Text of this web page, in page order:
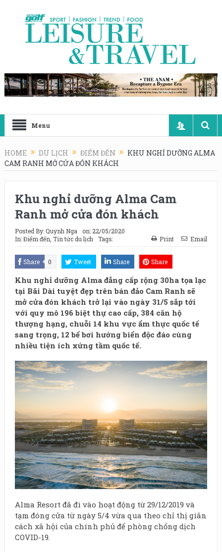
Menu
HOME DU LỊCH ĐIỂM ĐẾN
KHU NGHỈ DƯỠNG ALMA
CAM RANH MỞ CỬA ĐÓN KHÁCH
Khu nghỉ dưỡng Alma Cam
Ranh mở cửa đón khách
Posted By:Quynh Nga on: 22/05/2020
In:Điểm đến Tin tức du lịch Tags: Print Email
Share 0 Tweet Share Share
Khu nghỉ dưỡng Alma đẳng cấp rộng 30ha tọa lạc
tại Bãi Dài tuyệt đẹp trên bán đảo Cam Ranh sẽ
mở cửa đón khách trở lại vào ngày 31/5 sắp tới
với quy mô 196 biệt thự cao cấp, 384 căn hộ
thượng hạng, chuỗi 14 khu vực ẩm thực quốc tế
sang trọng, 12 bể bơi hướng biển độc đáo cùng
nhiều tiện ích xứng tầm quốc tế.
Alma Resort đã đi vào hoạt động từ 29/12/2019 và
tạm đóng cửa từ ngày 5/4 vừa qua theo chỉ thị giãn
cách xã hội của chính phủ để phòng chống dịch
COVID-19.